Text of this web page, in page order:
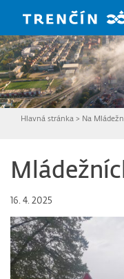
Hlavná stránka > Na
16. 4. 2025